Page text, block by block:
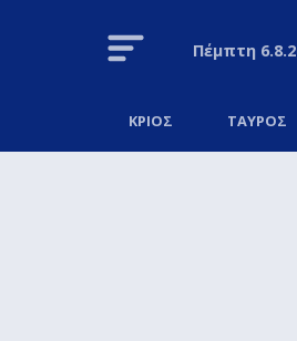
Πέμπτη
ΚΡΙΟΣ ΤΑΥΡΟΣ